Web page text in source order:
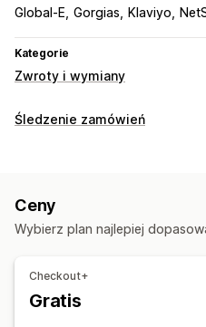
Global-E Gorgias Klaviyo
Kategorie
Zwroty i wymiany
Opcje zwrotu
Kredyt sklepowy
Zautomatyzowane
Portal do obsługi zwrotów
Śledzenie zamówień
Strona wyszukiwania
Śledzenie w czasie
Przewidywana data dostawy
Eksport zamówień
Ceny
Wybierz plan najlepiej
Checkout+
Gratis